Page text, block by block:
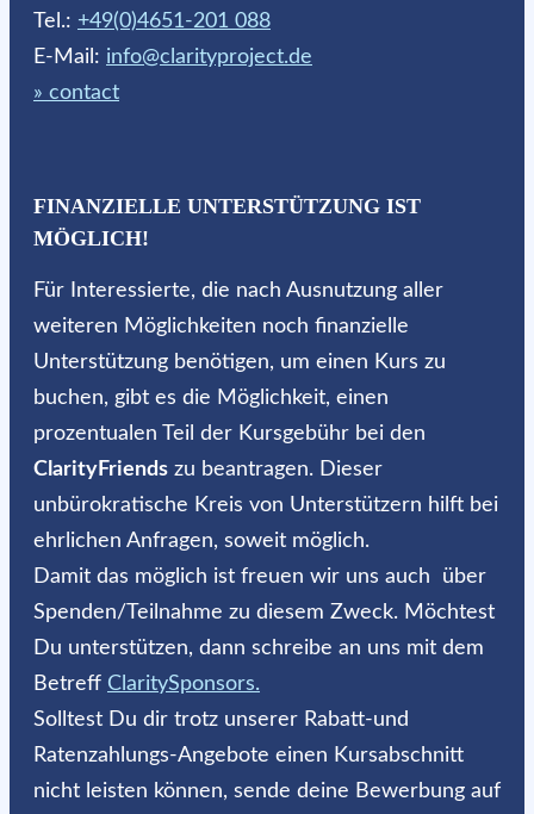
Tel.: +49(0)4651-201 088
E-Mail: info@clarityproject.de
» contact
FINANZIELLE UNTERSTÜTZUNG IST
MÖGLICH!
Für Interessierte, die nach Ausnutzung aller
weiteren Möglichkeiten noch finanzielle
Unterstützung benötigen, um einen Kurs zu
buchen, gibt es die Möglichkeit, einen
prozentualen Teil der Kursgebühr bei den
ClarityFriends zu beantragen. Dieser
unbürokratische Kreis von Unterstützern hilft bei
ehrlichen Anfragen, soweit möglich.
Damit das möglich ist freuen wir uns auch über
Spenden/Teilnahme zu diesem Zweck. Möchtest
Du unterstützen, dann schreibe an uns mit dem
Betreff ClaritySponsors.
Solltest Du dir trotz unserer Rabatt-und
Ratenzahlungs-Angebote einen Kursabschnitt
nicht leisten können, sende deine Bewerbung auf